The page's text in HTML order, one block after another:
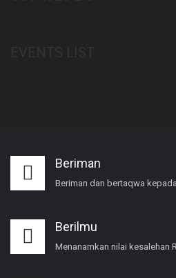
Beriman
Beriman dan bertaqwa
Berilmu
Menanamkan nilai kesalehan